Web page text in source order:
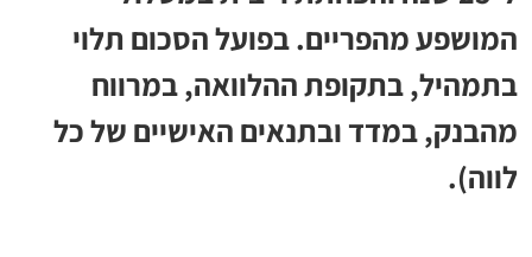
המושפע מהפריים. בפועל הסכום תלוי
בתמהיל, בתקופת ההלוואה, במרווח
מהבנק, במדד ובתנאים האישיים של כל
לווה).